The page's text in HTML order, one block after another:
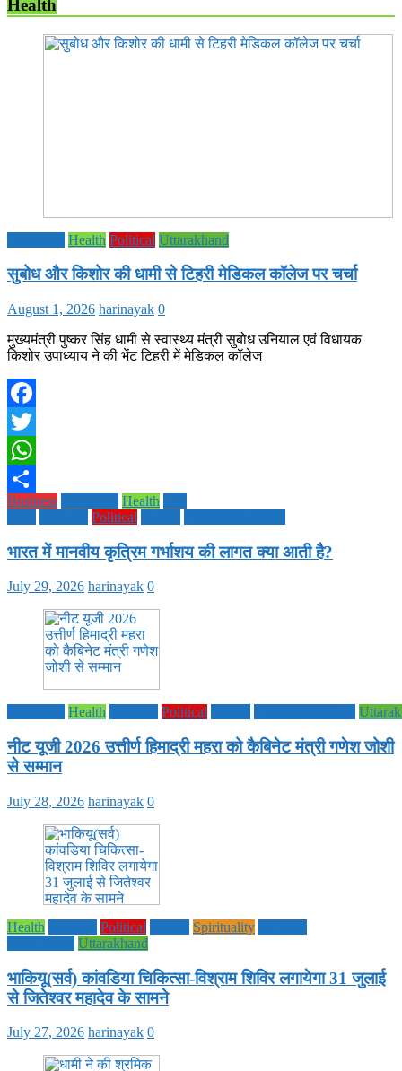
Health
Health Political Uttarakhand
सुबोध और किशोर की धामी से टिहरी मेडिकल कॉलेज पर चर्चा
August 1, 2026 harinayak 0
मुख्यमंत्री पुष्कर सिंह धामी से स्वास्थ्य मंत्री सुबोध उनियाल एवं विधायक
किशोर उपाध्याय ने की भेंट टिहरी में मेडिकल कॉलेज
Facebook
Twitter
WhatsApp
Share
Business Health
Political
भारत में मानवीय कृत्रिम गर्भाशय की लागत क्या आती है?
July 29, 2026 harinayak 0
Health Political
नीट यूजी 2026 उत्तीर्ण हिमाद्री महरा को कैबिनेट मंत्री गणेश जोशी
से सम्मान
July 28, 2026 harinayak 0
Health Political Spirituality
Uttarakhand
भाकियू(सर्व) कांवडिया चिकित्सा-विश्राम शिविर लगायेगा 31 जुलाई
से जितेश्वर महादेव के सामने
July 27, 2026 harinayak 0